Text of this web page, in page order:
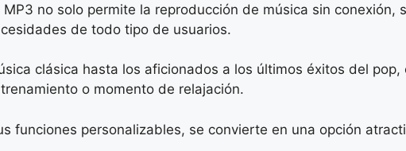
MP3 no solo permite la reproducción de música sin
de todo tipo de usuarios.
clásica hasta los aficionados a los últimos éxitos del
o momento de relajación.
funciones personalizables, se convierte en una opción